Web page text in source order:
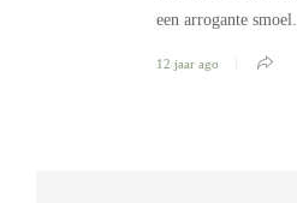
een arrogante smoel.
12 jaar ago